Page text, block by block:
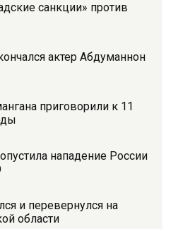
санкции» против
актер Абдуманнон
приговорили к 11
нападение России
и перевернулся на
области